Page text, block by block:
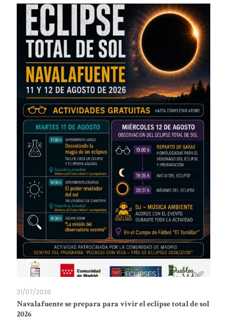
21/07/2026
Navalafuente se prepara para vivir el eclipse total de sol
2026